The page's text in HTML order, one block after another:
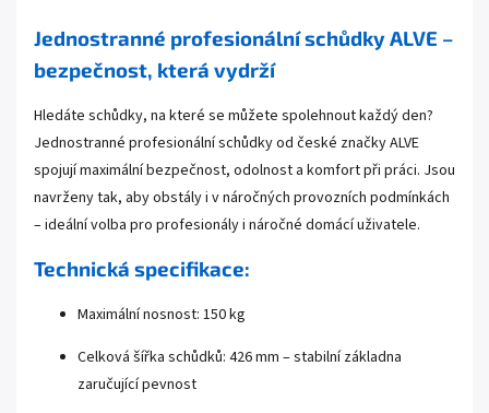
Jednostranné profesionální schůdky ALVE –
bezpečnost, která vydrží
Hledáte schůdky, na které se můžete spolehnout každý den?
Jednostranné profesionální schůdky od české značky ALVE
spojují maximální bezpečnost, odolnost a komfort při práci. Jsou
navrženy tak, aby obstály i v náročných provozních podmínkách
– ideální volba pro profesionály i náročné domácí uživatele.
Technická specifikace:
Maximální nosnost: 150 kg
Celková šířka schůdků: 426 mm – stabilní základna
zaručující pevnost